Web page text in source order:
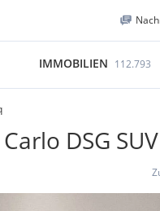
IMMOBILIEN 112.793
DSG